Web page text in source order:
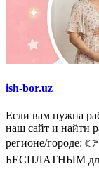
ish-bor.uz
Если вам нужна
наш сайт и найти
регионе/городе: 👉
БЕСПЛАТНЫМ для